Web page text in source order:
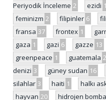
Periyodik İnceleme 2 ezidi 1
feminizm 2 filipinler 6
fransa 37 frontex 1
gaza 1 gazi 6 gazze 13
greenpeace 1 guatemala 2
denizi 3 güney sudan 16
silahlar 3 haiti 1 halkı
hayvan 20 hidrojen